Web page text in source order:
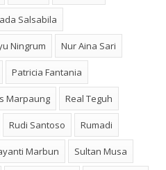
Salsabila
Ningrum Nur Aina Sari
Patricia Fantania
Marpaung Real Teguh
Rudi Santoso Rumadi
Marbun Sultan Musa